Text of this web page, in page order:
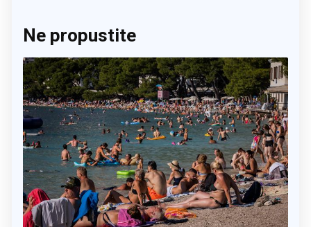
Ne propustite